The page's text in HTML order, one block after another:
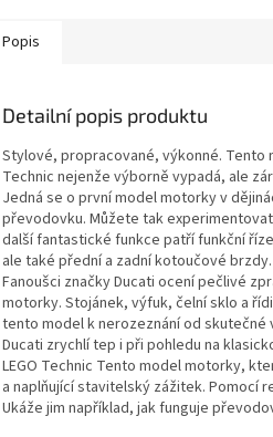
Popis
Detailní popis produktu
Stylové, propracované, výkonné. Tento
Technic nejenže výborně vypadá, ale
Jedná se o první model motorky v
převodovku. Můžete tak
další fantastické funkce patří funkční
ale také přední a zadní kotoučové
Fanoušci značky Ducati ocení pečlivé
motorky. Stojánek, výfuk, čelní sklo a
tento model k nerozeznání od
Ducati zrychlí tep i při pohledu na
LEGO Technic Tento model motorky,
a naplňující stavitelský zážitek. Pomocí
Ukáže jim například, jak funguje